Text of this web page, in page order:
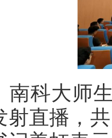
大师生
射直播，